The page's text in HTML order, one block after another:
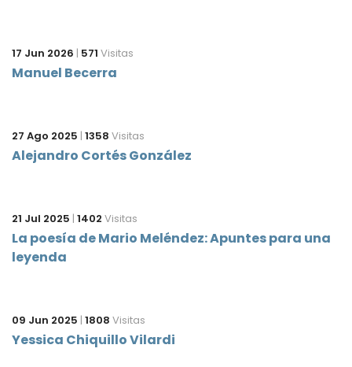
17 Jun 2026 | 571 Visitas
Manuel Becerra
27 Ago 2025 | 1358 Visitas
Alejandro Cortés González
21 Jul 2025 | 1402 Visitas
La poesía de Mario Meléndez: Apuntes para una
leyenda
09 Jun 2025 | 1808 Visitas
Yessica Chiquillo Vilardi